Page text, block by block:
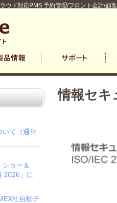
ウド対応PMS 予約管理/フロント会計/顧
情報セキ
いて（通常
ショー＆
2026」に
社自動チ